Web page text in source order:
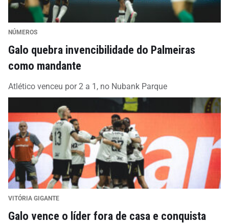
NÚMEROS
Galo quebra invencibilidade do Palmeiras
como mandante
Atlético venceu por 2 a 1, no Nubank Parque
VITÓRIA GIGANTE
Galo vence o líder fora de casa e conquista